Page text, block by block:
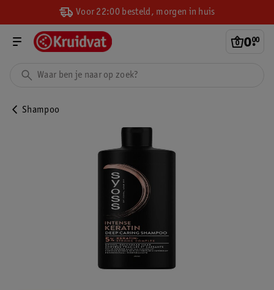
Voor 22:00 besteld, morgen in huis
0.
00
Shampoo